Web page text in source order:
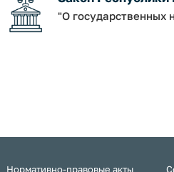
"О государственных
Нормативно-правовые акты